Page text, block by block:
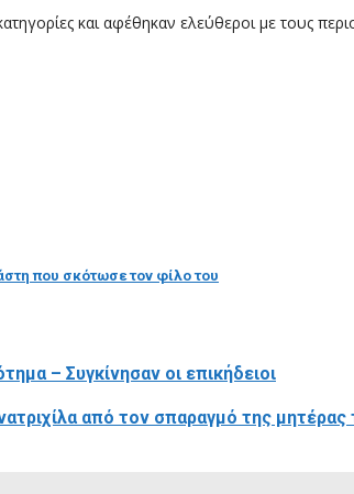
και αφέθηκαν ελεύθεροι με τους
που σκότωσε τον φίλο του
– Συγκίνησαν οι επικήδειοι
από τον σπαραγμό της μητέρας